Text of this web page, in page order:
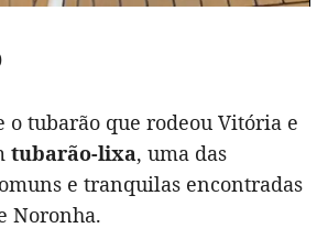
o tubarão que rodeou Vitória e
tubarão-lixa, uma das
e tranquilas encontradas
Noronha.